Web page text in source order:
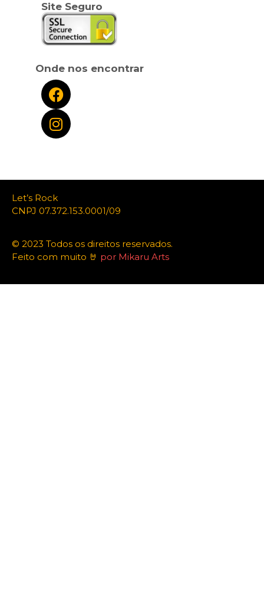
Site Seguro
Onde nos encontrar
Let’s Rock
CNPJ 07.372.153.0001/09
© 2023 Todos os direitos reservados.
Feito com muito 🤘 por Mikaru Arts